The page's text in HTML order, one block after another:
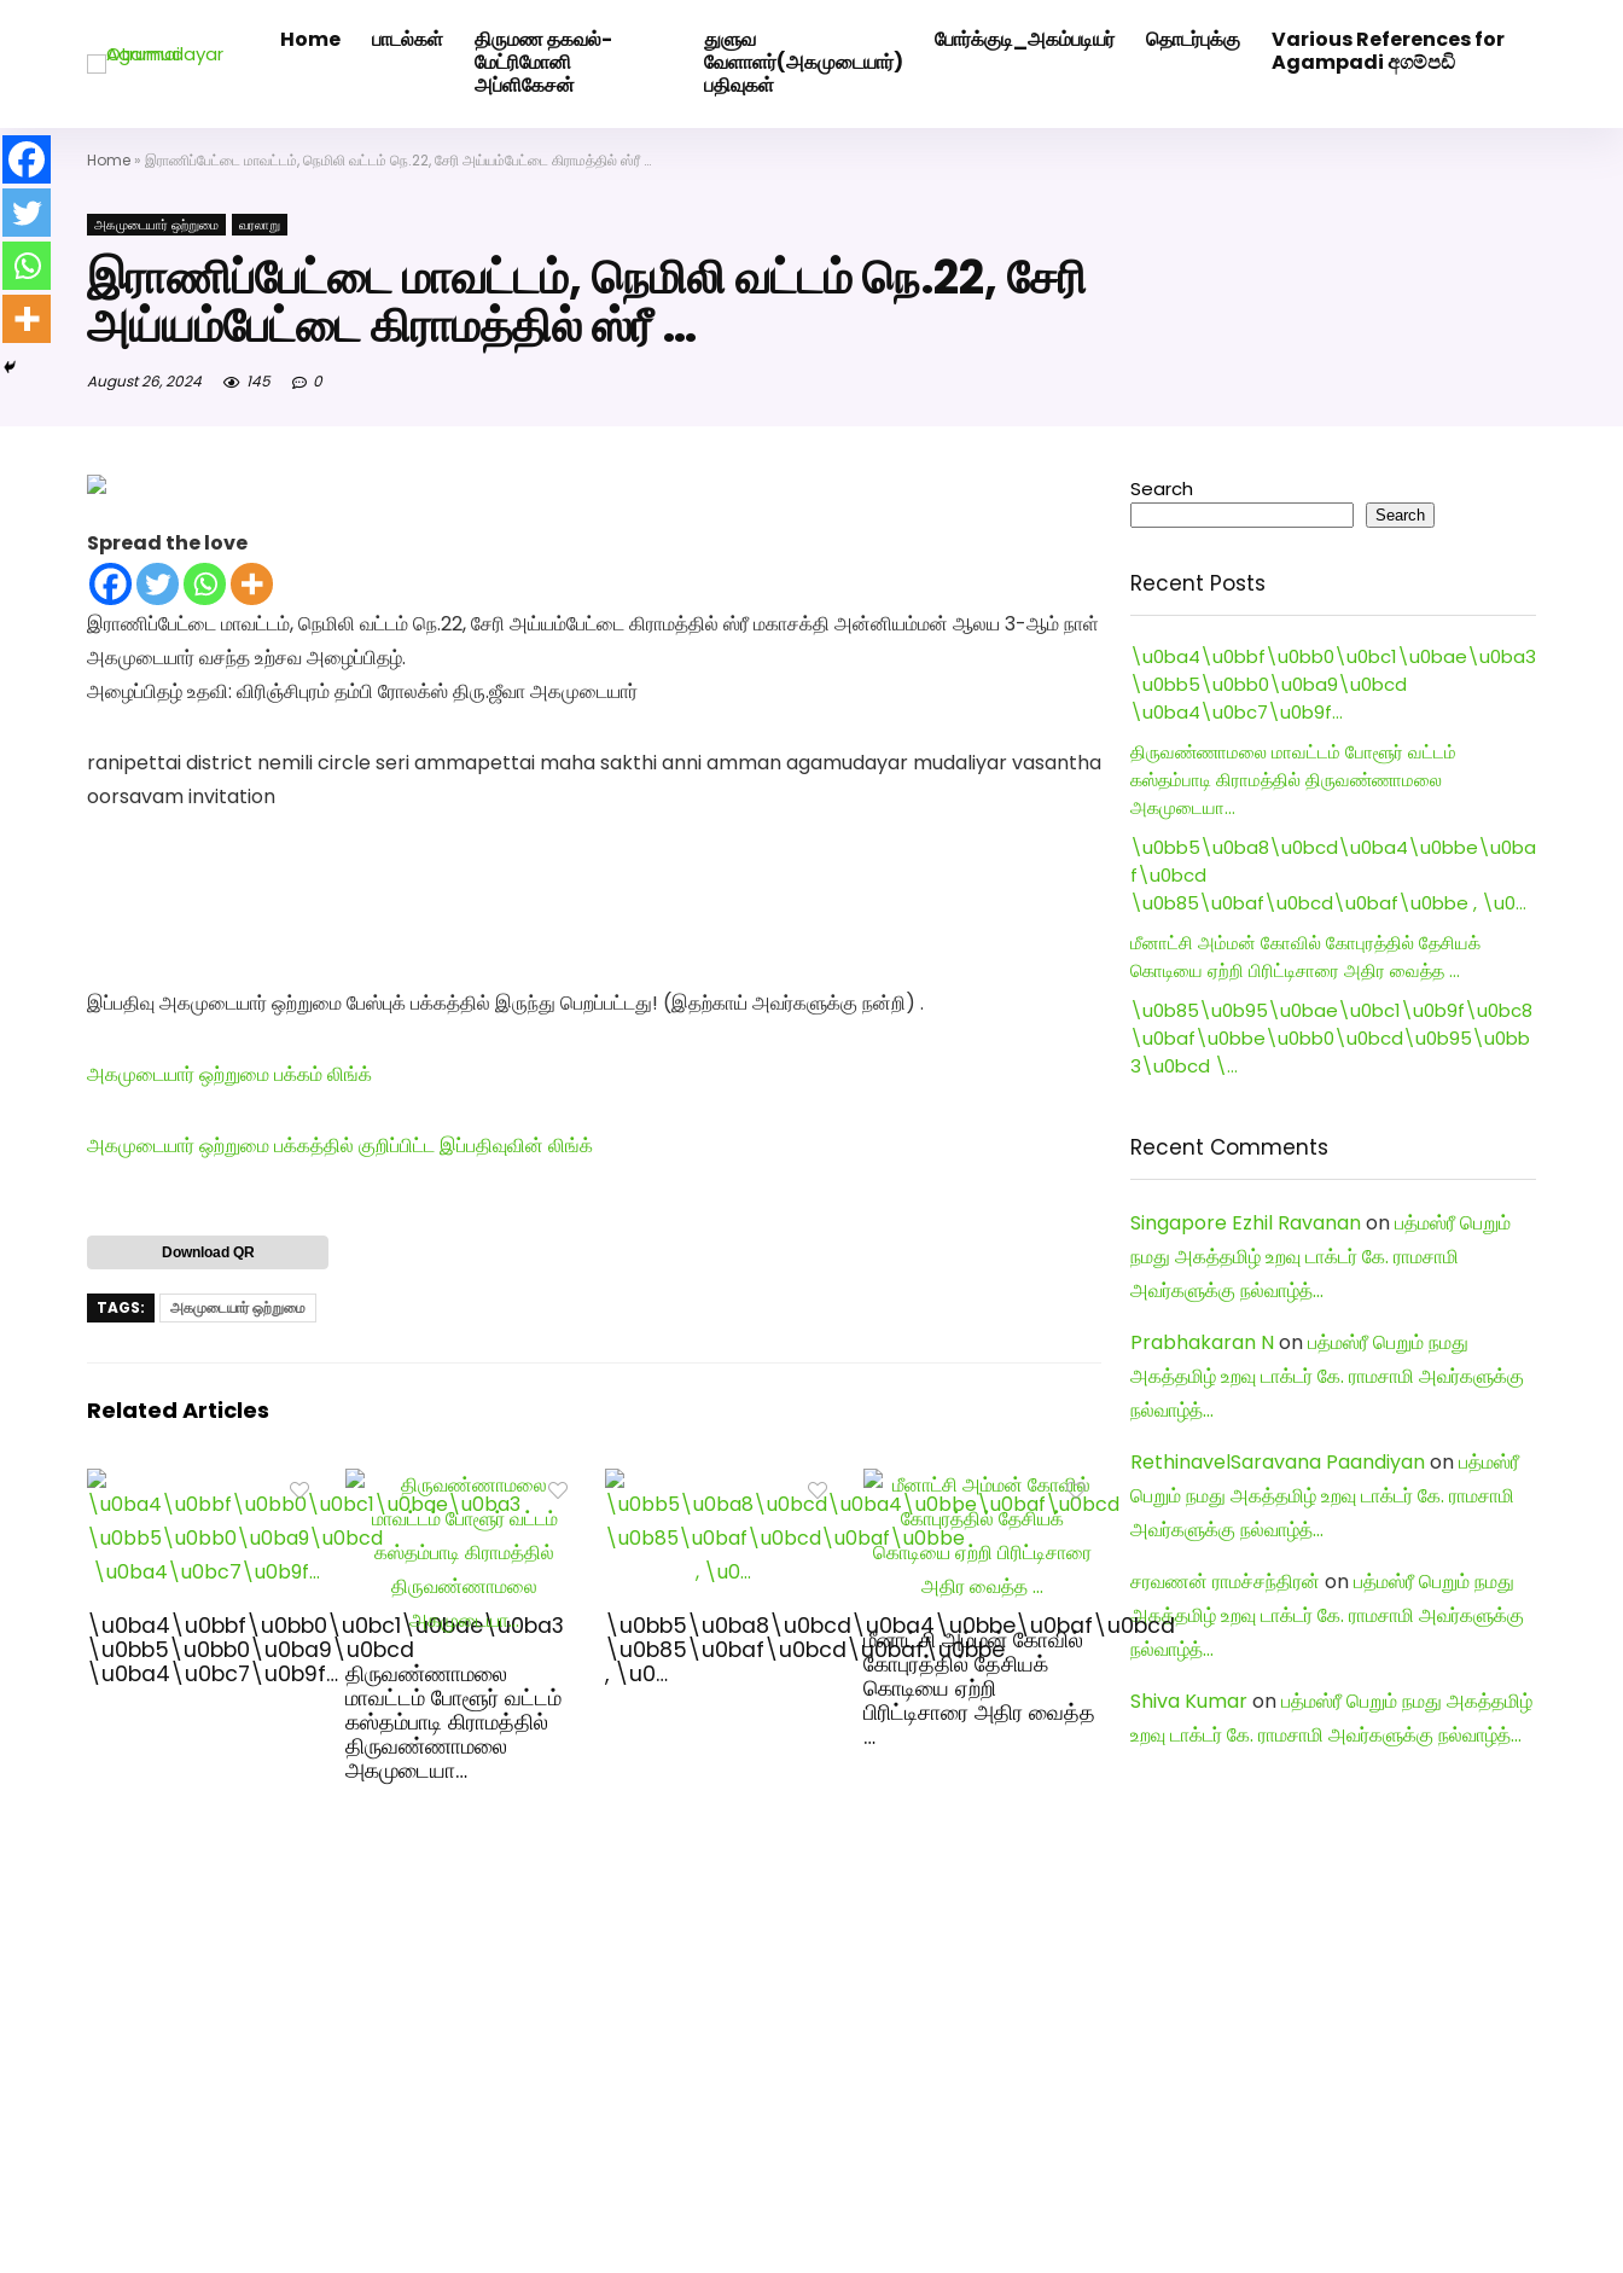
Home பாடல்கள்
திருமண தகவல்-
மேட்ரிமோனி
அப்ளிகேசன்
துளுவ
வேளாளர்(அகமுடையார்)
பதிவுகள்
போர்க்குடி_அகம்படியர் தொடர்புக்கு
Various References for
Agampadi අගම්පඩි
Home » இராணிப்பேட்டை மாவட்டம், நெமிலி வட்டம் நெ.22, சேரி அய்யம்பேட்டை கிராமத்தில் ஸ்ரீ …
அகமுடையார் ஒற்றுமை வரலாறு
இராணிப்பேட்டை மாவட்டம், நெமிலி வட்டம் நெ.22, சேரி
அய்யம்பேட்டை கிராமத்தில் ஸ்ரீ …
August 26, 2024 145 0
Spread the love
இராணிப்பேட்டை மாவட்டம், நெமிலி வட்டம் நெ.22, சேரி அய்யம்பேட்டை கிராமத்தில் ஸ்ரீ மகாசக்தி அன்னியம்மன் ஆலய 3-ஆம் நாள்
அகமுடையார் வசந்த உற்சவ அழைப்பிதழ்.
அழைப்பிதழ் உதவி: விரிஞ்சிபுரம் தம்பி ரோலக்ஸ் திரு.ஜீவா அகமுடையார்
ranipettai district nemili circle seri ammapettai maha sakthi anni amman agamudayar mudaliyar vasantha
oorsavam invitation
இப்பதிவு அகமுடையார் ஒற்றுமை பேஸ்புக் பக்கத்தில் இருந்து பெறப்பட்டது! (இதற்காய் அவர்களுக்கு நன்றி) .
அகமுடையார் ஒற்றுமை பக்கம் லிங்க்
அகமுடையார் ஒற்றுமை பக்கத்தில் குறிப்பிட்ட இப்பதிவுவின் லிங்க்
Download QR
TAGS: அகமுடையார் ஒற்றுமை
Related Articles
\u0ba4\u0bbf\u0bb0\u0bc1\u0bae\u0ba3
\u0bb5\u0bb0\u0ba9\u0bcd
\u0ba4\u0bc7\u0b9f… திருவண்ணாமலை
மாவட்டம் போளூர் வட்டம்
கஸ்தம்பாடி கிராமத்தில்
திருவண்ணாமலை
அகமுடையா…
\u0bb5\u0ba8\u0bcd\u0ba4\u0bbe\u0baf\u0bcd
\u0b85\u0baf\u0bcd\u0baf\u0bbe
, \u0…
மீனாட்சி அம்மன் கோவில்
கோபுரத்தில் தேசியக்
கொடியை ஏற்றி
பிரிட்டிசாரை அதிர வைத்த
…
Search
Search
Recent Posts
\u0ba4\u0bbf\u0bb0\u0bc1\u0bae\u0ba3
\u0bb5\u0bb0\u0ba9\u0bcd
\u0ba4\u0bc7\u0b9f…
திருவண்ணாமலை மாவட்டம் போளூர் வட்டம்
கஸ்தம்பாடி கிராமத்தில் திருவண்ணாமலை
அகமுடையா…
\u0bb5\u0ba8\u0bcd\u0ba4\u0bbe\u0ba
f\u0bcd
\u0b85\u0baf\u0bcd\u0baf\u0bbe , \u0…
மீனாட்சி அம்மன் கோவில் கோபுரத்தில் தேசியக்
கொடியை ஏற்றி பிரிட்டிசாரை அதிர வைத்த …
\u0b85\u0b95\u0bae\u0bc1\u0b9f\u0bc8
\u0baf\u0bbe\u0bb0\u0bcd\u0b95\u0bb
3\u0bcd \…
Recent Comments
Singapore Ezhil Ravananonபத்மஸ்ரீ பெறும்
நமது அகத்தமிழ் உறவு டாக்டர் கே. ராமசாமி
அவர்களுக்கு நல்வாழ்த்…
Prabhakaran Nonபத்மஸ்ரீ பெறும் நமது
அகத்தமிழ் உறவு டாக்டர் கே. ராமசாமி அவர்களுக்கு
நல்வாழ்த்…
RethinavelSaravana Paandiyanonபத்மஸ்ரீ
பெறும் நமது அகத்தமிழ் உறவு டாக்டர் கே. ராமசாமி
அவர்களுக்கு நல்வாழ்த்…
சரவணன் ராமச்சந்திரன் onபத்மஸ்ரீ பெறும் நமது
அகத்தமிழ் உறவு டாக்டர் கே. ராமசாமி அவர்களுக்கு
நல்வாழ்த்…
Shiva Kumaronபத்மஸ்ரீ பெறும் நமது அகத்தமிழ்
உறவு டாக்டர் கே. ராமசாமி அவர்களுக்கு நல்வாழ்த்…
அகமுடையார் திருமண வரன்களுக்கு அகமுடையார்மேட்ரி-பெண் வீட்டாருக்கு 100% இலவச திருமண சேவை! வாட்ஸப் எண்: 7200507629 Click Here to Download Matrimony App